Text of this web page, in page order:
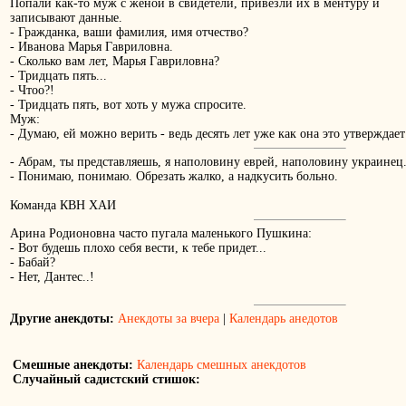
Попали как-то муж с женой в свидетели, привезли их в ментуру и
записывают данные.
- Гражданка, ваши фамилия, имя отчество?
- Иванова Марья Гавриловна.
- Сколько вам лет, Марья Гавриловна?
- Тридцать пять...
- Чтоо?!
- Тридцать пять, вот хоть у мужа спросите.
Муж:
- Думаю, ей можно верить - ведь десять лет уже как она это
- Абрам, ты представляешь, я наполовину еврей, наполовину украинец.
- Понимаю, понимаю. Обрезать жалко, а надкусить больно.
Команда КВН ХАИ
Арина Родионовна часто пугала маленького Пушкина:
- Вот будешь плохо себя вести, к тебе придет...
- Бабай?
- Нет, Дантес..!
Другие анекдоты: Анекдоты за вчера Календарь анедотов
Смешные анекдоты: Календарь смешных анекдотов
Случайный садистский стишок: